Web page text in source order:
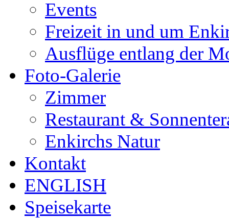
Events
Freizeit in und um
Ausflüge entlang der
Foto-Galerie
Zimmer
Restaurant &
Enkirchs Natur
Kontakt
ENGLISH
Speisekarte